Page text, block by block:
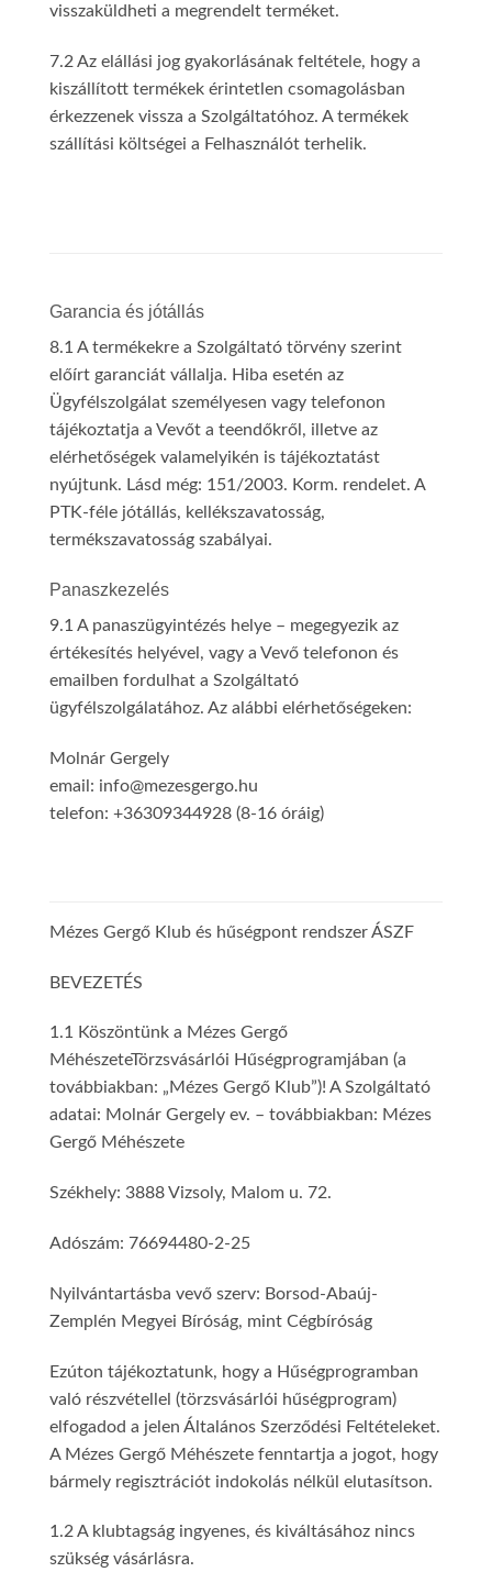
visszaküldheti a megrendelt terméket.
7.2 Az elállási jog gyakorlásának feltétele, hogy a
kiszállított termékek érintetlen csomagolásban
érkezzenek vissza a Szolgáltatóhoz. A termékek
szállítási költségei a Felhasználót terhelik.
Garancia és jótállás
8.1 A termékekre a Szolgáltató törvény szerint
előírt garanciát vállalja. Hiba esetén az
Ügyfélszolgálat személyesen vagy telefonon
tájékoztatja a Vevőt a teendőkről, illetve az
elérhetőségek valamelyikén is tájékoztatást
nyújtunk. Lásd még: 151/2003. Korm. rendelet. A
PTK-féle jótállás, kellékszavatosság,
termékszavatosság szabályai.
Panaszkezelés
9.1 A panaszügyintézés helye – megegyezik az
értékesítés helyével, vagy a Vevő telefonon és
emailben fordulhat a Szolgáltató
ügyfélszolgálatához. Az alábbi elérhetőségeken:
Molnár Gergely
email: info@mezesgergo.hu
telefon: +36309344928 (8-16 óráig)
Mézes Gergő Klub és hűségpont rendszer ÁSZF
BEVEZETÉS
1.1 Köszöntünk a Mézes Gergő
MéhészeteTörzsvásárlói Hűségprogramjában (a
továbbiakban: „Mézes Gergő Klub”)! A Szolgáltató
adatai: Molnár Gergely ev. – továbbiakban: Mézes
Gergő Méhészete
Székhely: 3888 Vizsoly, Malom u. 72.
Adószám: 76694480-2-25
Nyilvántartásba vevő szerv: Borsod-Abaúj-
Zemplén Megyei Bíróság, mint Cégbíróság
Ezúton tájékoztatunk, hogy a Hűségprogramban
való részvétellel (törzsvásárlói hűségprogram)
elfogadod a jelen Általános Szerződési Feltételeket.
A Mézes Gergő Méhészete fenntartja a jogot, hogy
bármely regisztrációt indokolás nélkül elutasítson.
1.2 A klubtagság ingyenes, és kiváltásához nincs
szükség vásárlásra.